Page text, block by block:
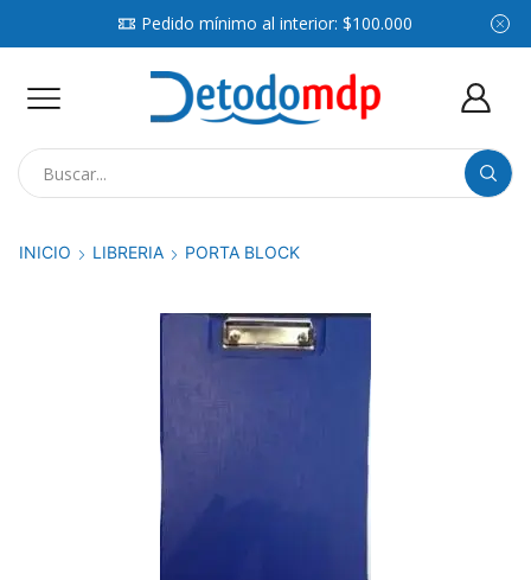
Pedido mínimo al interior: $100.000
INICIO LIBRERIA PORTA BLOCK